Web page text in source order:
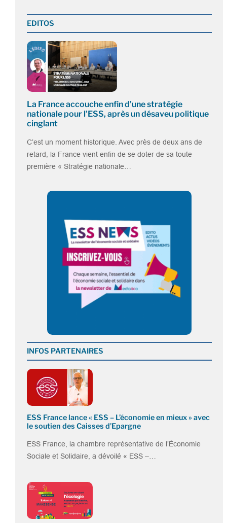
EDITOS
La France accouche enfin d’une stratégie
nationale pour l’ESS, après un désaveu politique
cinglant
C’est un moment historique. Avec près de deux ans de
retard, la France vient enfin de se doter de sa toute
première « Stratégie nationale…
INFOS PARTENAIRES
ESS France lance « ESS – L’économie en mieux » avec
le soutien des Caisses d’Epargne
ESS France, la chambre représentative de l’Économie
Sociale et Solidaire, a dévoilé « ESS –…